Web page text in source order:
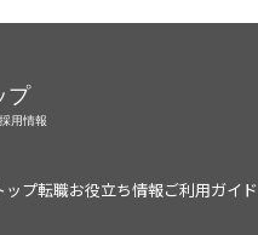
ップ転職お役立ち情報ご利用ガイド